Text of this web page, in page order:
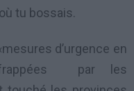
où tu bossais.
d’urgence en
par les